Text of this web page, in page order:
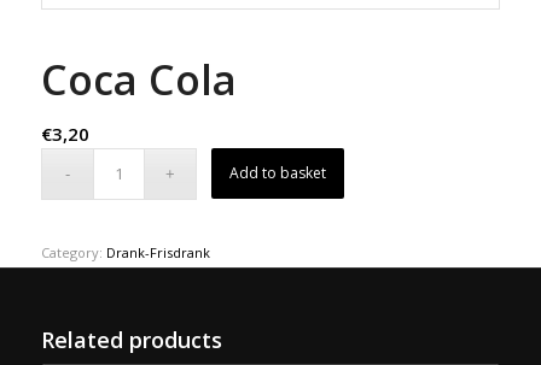
Coca Cola
€3,20
Add to basket
Category: Drank-Frisdrank
Related products